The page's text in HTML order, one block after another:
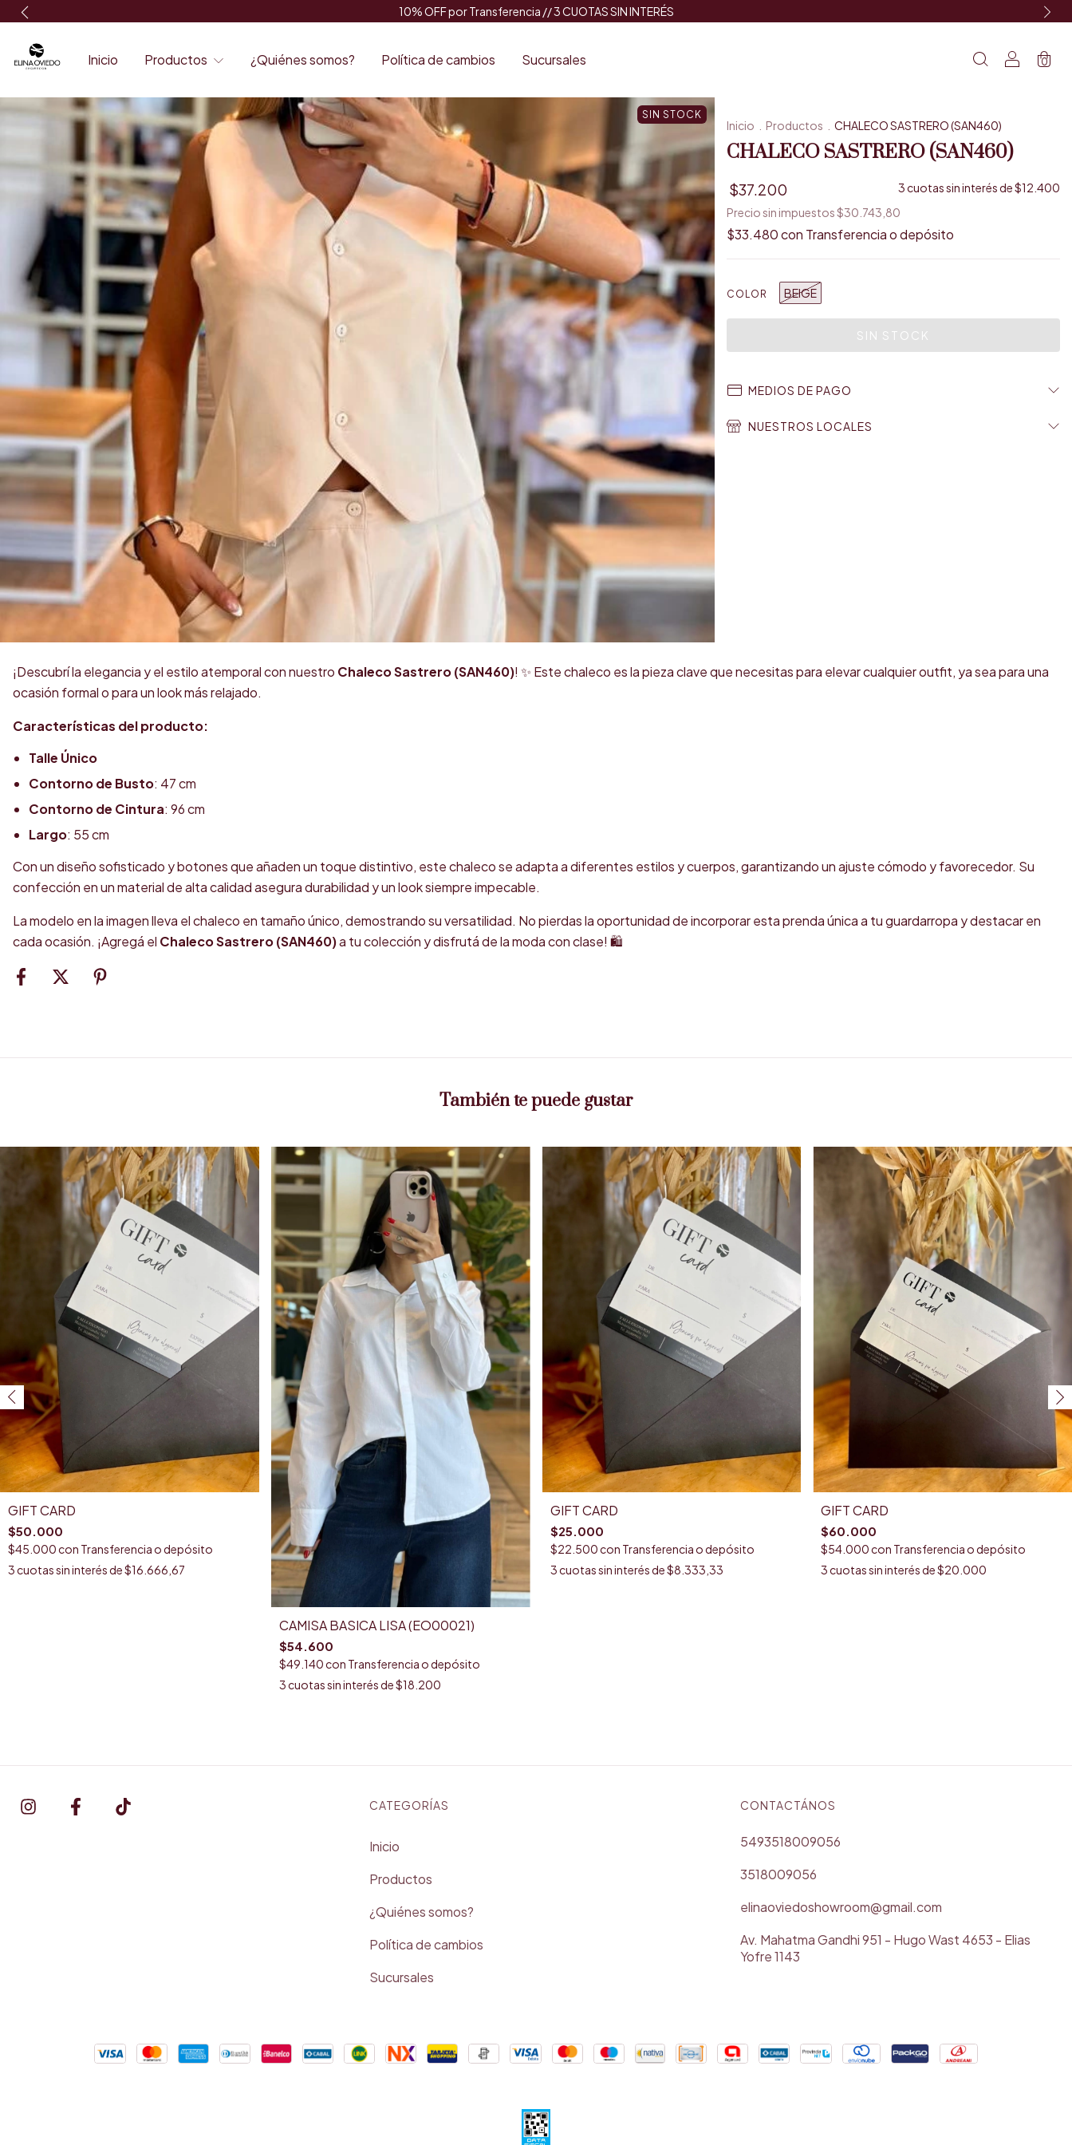
10% OFF por Transferencia // 3 CUOTAS SIN INTERÉS
Inicio Productos ¿Quiénes somos? Política de cambios Sucursales 0
SIN STOCK
Inicio Productos CHALECO SASTRERO (SAN460)
CHALECO SASTRERO (SAN460)
$37.200 3cuotas sin interés de$12.400
Precio sin impuestos$30.743,80
$33.480con Transferencia o depósito
COLOR BEIGE
MEDIOS DE PAGO
NUESTROS LOCALES
¡Descubrí la elegancia y el estilo atemporal con nuestro Chaleco Sastrero (SAN460)! ✨ Este chaleco es la pieza clave que necesitas para elevar cualquier outfit, ya sea para una
ocasión formal o para un look más relajado.
Características del producto:
Talle Único
Contorno de Busto: 47 cm
Contorno de Cintura: 96 cm
Largo: 55 cm
Con un diseño sofisticado y botones que añaden un toque distintivo, este chaleco se adapta a diferentes estilos y cuerpos, garantizando un ajuste cómodo y favorecedor. Su
confección en un material de alta calidad asegura durabilidad y un look siempre impecable.
La modelo en la imagen lleva el chaleco en tamaño único, demostrando su versatilidad. No pierdas la oportunidad de incorporar esta prenda única a tu guardarropa y destacar en
cada ocasión. ¡Agregá el Chaleco Sastrero (SAN460)a tu colección y disfrutá de la moda con clase! 🛍️
También te puede gustar
GIFT CARD
$50.000
$45.000con Transferencia o depósito
3cuotas sin interés de$16.666,67
CAMISA BASICA LISA (EO00021)
$54.600
$49.140con Transferencia o depósito
3cuotas sin interés de$18.200
GIFT CARD
$25.000
$22.500con Transferencia o depósito
3cuotas sin interés de$8.333,33
GIFT CARD
$60.000
$54.000con Transferencia o depósito
3cuotas sin interés de$20.000
CATEGORÍAS
Inicio
Productos
¿Quiénes somos?
Política de cambios
Sucursales
CONTACTÁNOS
5493518009056
3518009056
elinaoviedoshowroom@gmail.com
Av. Mahatma Gandhi 951 - Hugo Wast 4653 - Elias
Yofre 1143